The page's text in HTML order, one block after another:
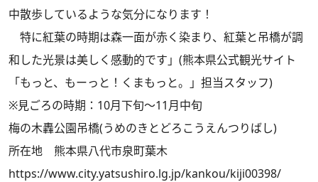
中散歩しているような気分になります！
特に紅葉の時期は森一面が赤く染まり、紅葉と吊橋が調
和した光景は美しく感動的です」(熊本県公式観光サイト
「もっと、もーっと！くまもっと。」担当スタッフ)
※見ごろの時期：10月下旬～11月中旬
梅の木轟公園吊橋(うめのきとどろこうえんつりばし)
所在地 熊本県八代市泉町葉木
https://www.city.yatsushiro.lg.jp/kankou/kiji00398/